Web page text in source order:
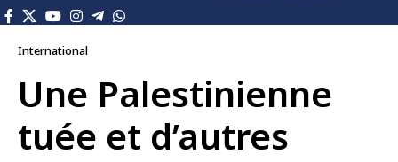
International
Une Palestinienne
tuée et d’autres